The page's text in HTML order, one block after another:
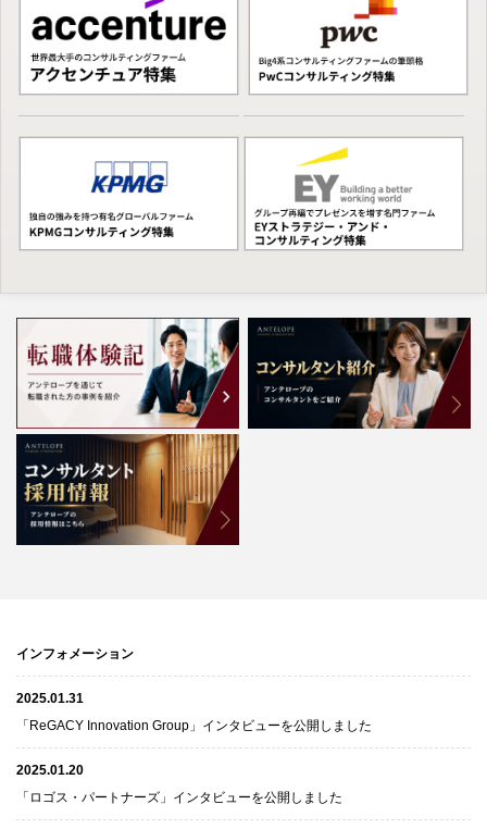
インフォメーション
2025.01.31
「ReGACY Innovation Group」インタビューを公開しました
2025.01.20
「ロゴス・パートナーズ」インタビューを公開しました